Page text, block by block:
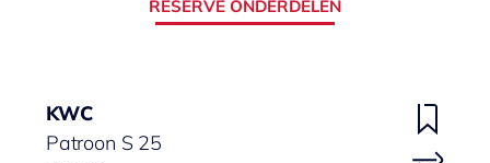
RESERVE ONDERDELEN
KWC
Patroon S 25